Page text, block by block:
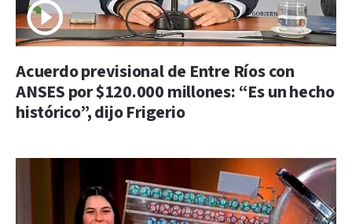
Acuerdo previsional de Entre Ríos con
ANSES por $120.000 millones: “Es un hecho
histórico”, dijo Frigerio